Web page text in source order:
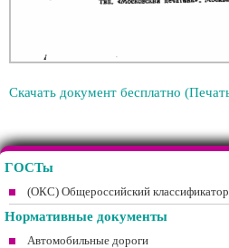
Скачать документ бесплатно
ГОСТы
(ОКС) Общероссийский классификатор
Нормативные документы
Автомобильные дороги